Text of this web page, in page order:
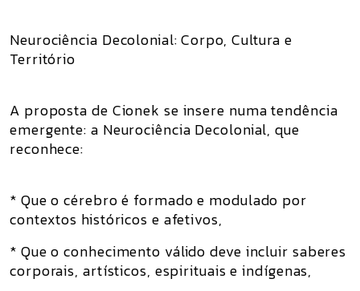
Neurociência Decolonial: Corpo, Cultura e
Território
A proposta de Cionek se insere numa tendência
emergente: a Neurociência Decolonial, que
reconhece:
* Que o cérebro é formado e modulado por
contextos históricos e afetivos,
* Que o conhecimento válido deve incluir saberes
corporais, artísticos, espirituais e indígenas,